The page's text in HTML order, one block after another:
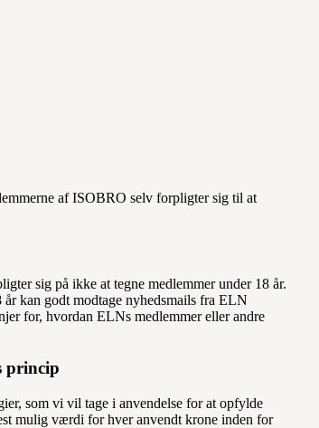
af ISOBRO selv forpligter sig til at
sig på ikke at tegne medlemmer under 18 år.
kan godt modtage nyhedsmails fra ELN
for, hvordan ELNs medlemmer eller andre
princip
som vi vil tage i anvendelse for at opfylde
mulig værdi for hver anvendt krone inden for